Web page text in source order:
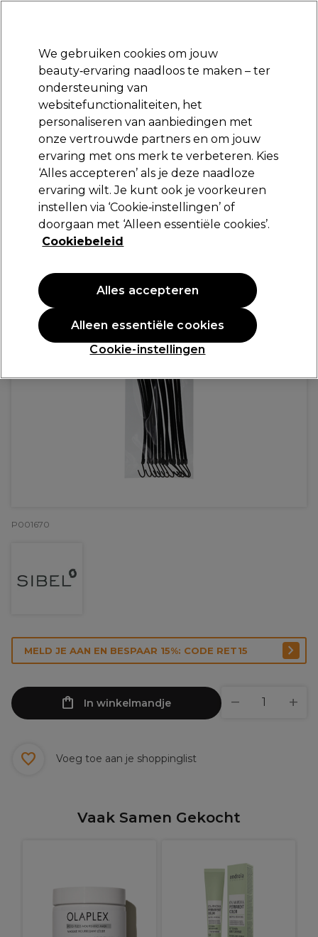
Aanmelden
Merken Deals Haar Elektra
Volgende dag geleverd*
Na verzending, maandag t/m vrijdag
Sibel Hook Zachte Haarbanden 12Stk. Zwart
8,19 €
P001670
MELD JE AAN EN BESPAAR 15%: CODE RET15
In winkelmandje
Voeg toe aan je shoppinglist
Vaak Samen Gekocht
We gebruiken cookies om jouw
beauty‑ervaring naadloos te maken – ter
ondersteuning van
websitefunctionaliteiten, het
personaliseren van aanbiedingen met
onze vertrouwde partners en om jouw
ervaring met ons merk te verbeteren. Kies
‘Alles accepteren’ als je deze naadloze
ervaring wilt. Je kunt ook je voorkeuren
instellen via ‘Cookie‑instellingen’ of
doorgaan met ‘Alleen essentiële cookies’.
Cookiebeleid
Cookie-instellingen
Alleen essentiële cookies
Alles accepteren